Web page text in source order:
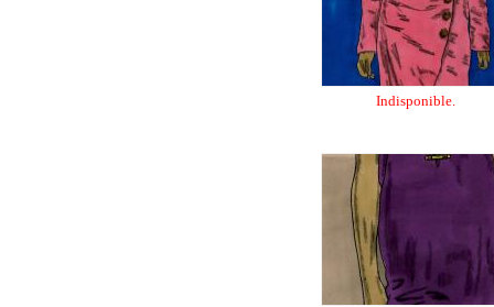
Indisponible.